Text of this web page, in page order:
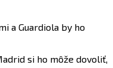
a Guardiola by ho
si ho môže dovoliť,